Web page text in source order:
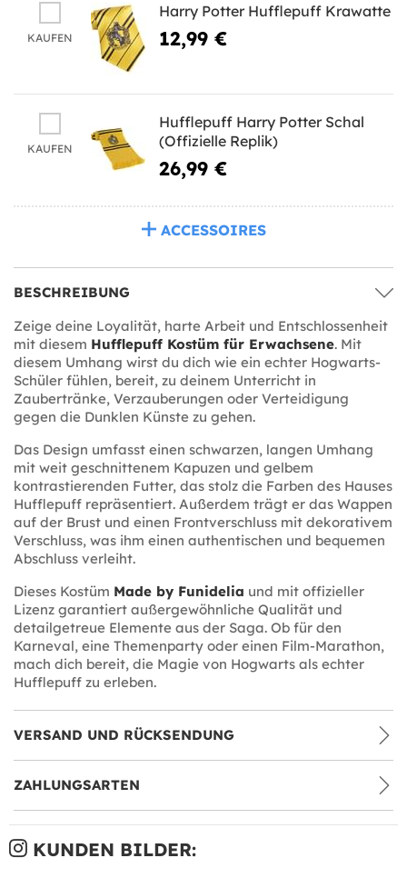
KAUFEN
Harry Potter Hufflepuff Krawatte
12,99 €
KAUFEN
Hufflepuff Harry Potter Schal
(Offizielle Replik)
26,99 €
ACCESSOIRES
BESCHREIBUNG
Zeige deine Loyalität, harte Arbeit und Entschlossenheit
mit diesem Hufflepuff Kostüm für Erwachsene. Mit
diesem Umhang wirst du dich wie ein echter Hogwarts-
Schüler fühlen, bereit, zu deinem Unterricht in
Zaubertränke, Verzauberungen oder Verteidigung
gegen die Dunklen Künste zu gehen.
Das Design umfasst einen schwarzen, langen Umhang
mit weit geschnittenem Kapuzen und gelbem
kontrastierenden Futter, das stolz die Farben des Hauses
Hufflepuff repräsentiert. Außerdem trägt er das Wappen
auf der Brust und einen Frontverschluss mit dekorativem
Verschluss, was ihm einen authentischen und bequemen
Abschluss verleiht.
Dieses Kostüm Made by Funidelia und mit offizieller
Lizenz garantiert außergewöhnliche Qualität und
detailgetreue Elemente aus der Saga. Ob für den
Karneval, eine Themenparty oder einen Film-Marathon,
mach dich bereit, die Magie von Hogwarts als echter
Hufflepuff zu erleben.
VERSAND UND RÜCKSENDUNG
ZAHLUNGSARTEN
KUNDEN BILDER: